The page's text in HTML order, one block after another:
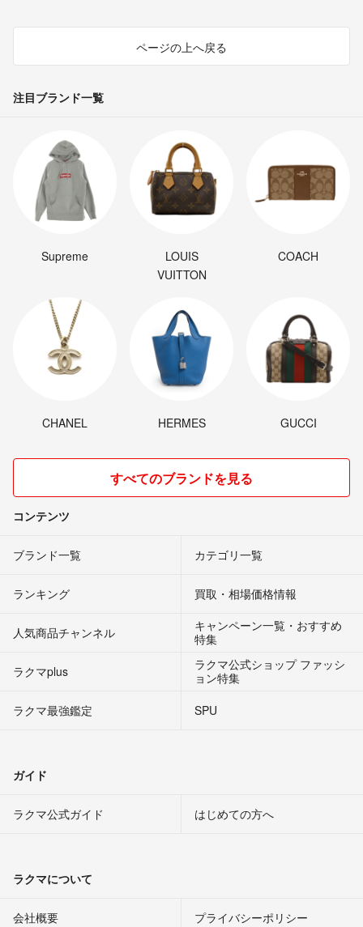
ページの上へ戻る
注目ブランド一覧
Supreme
LOUIS
VUITTON
COACH
CHANEL HERMES GUCCI
すべてのブランドを見る
コンテンツ
ブランド一覧 カテゴリ一覧
ランキング 買取・相場価格情報
人気商品チャンネル
キャンペーン一覧・おすすめ
特集
ラクマplus
ラクマ公式ショップ ファッシ
ョン特集
ラクマ最強鑑定
SPU
ガイド
ラクマ公式ガイド はじめての方へ
ラクマについて
会社概要 プライバシーポリシー